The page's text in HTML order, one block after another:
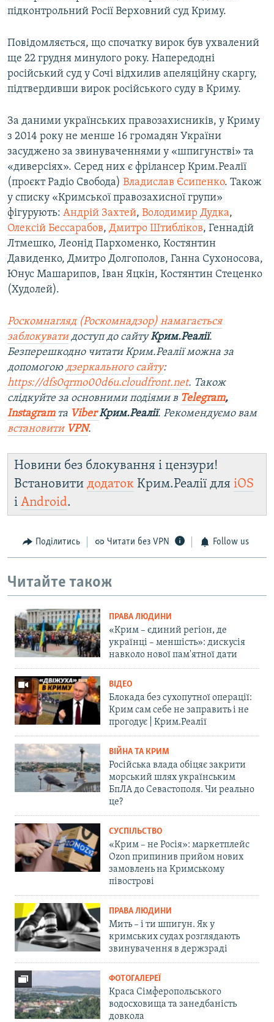
підконтрольний Росії Верховний суд Криму.
Повідомляється, що спочатку вирок був ухвалений
ще 22 грудня минулого року. Напередодні
російський суд у Сочі відхилив апеляційну скаргу,
підтвердивши вирок російського суду в Криму.
За даними українських правозахисників, у Криму
з 2014 року не менше 16 громадян України
засуджено за звинуваченнями у «шпигунстві» та
«диверсіях». Серед них є фрілансер Крим.Реалії
(проєкт Радіо Свобода) Владислав Єсипенко. Також
у списку «Кримської правозахисної групи»
фігурують: Андрій Захтей, Володимир Дудка,
Олексій Бессарабов, Дмитро Штибліков, Геннадій
Лтмешко, Леонід Пархоменко, Костянтин
Давиденко, Дмитро Долгополов, Ганна Сухоносова,
Юнус Машарипов, Іван Яцкін, Костянтин Стеценко
(Худолей).
Роскомнагляд (Роскомнадзор) намагається
заблокуватидоступ до сайтуКрим.Реалії.
Безперешкодно читати Крим.Реалії можна за
допомогою дзеркального сайту:
https://dfs0qrmo00d6u.cloudfront.net. Також
слідкуйте за основними подіями в Telegram,
Instagramта ViberКрим.Реалії. Рекомендуємо вам
встановити VPN.
Новини без блокування і цензури!
Встановити додаток Крим.Реалії для iOS
і Android.
Поділитись Читати без VPN Follow us
Читайте також
ПРАВА ЛЮДИНИ
«Крим – єдиний регіон, де
українці – меншість»: дискусія
навколо нової пам'ятної дати
ВІДЕО
Блокада без сухопутної операції:
Крим сам себе не заправить і не
прогодує | Крим.Реалії
ВІЙНА ТА КРИМ
Російська влада обіцяє закрити
морський шлях українським
БпЛА до Севастополя. Чи реально
це?
СУСПІЛЬСТВО
«Крим – не Росія»: маркетплейс
Ozon припинив прийом нових
замовлень на Кримському
півострові
ПРАВА ЛЮДИНИ
Мить – і ти шпигун. Як у
кримських судах розглядають
звинувачення в держзраді
ФОТОГАЛЕРЕЇ
Краса Сімферопольського
водосховища та занедбаність
довкола